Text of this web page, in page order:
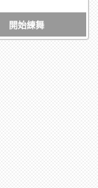
開始練舞